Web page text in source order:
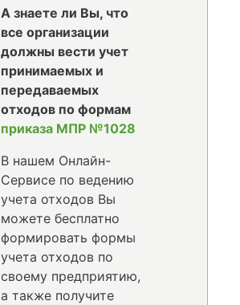
А знаете ли Вы, что
все организации
должны вести учет
принимаемых и
передаваемых
отходов по формам
приказа МПР №1028
В нашем Онлайн-
Сервисе по ведению
учета отходов Вы
можете бесплатно
формировать формы
учета отходов по
своему предприятию,
а также получите